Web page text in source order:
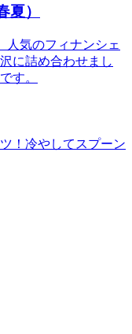
）
人気のフィナンシェ
に詰め合わせまし
す。
！冷やしてスプーン